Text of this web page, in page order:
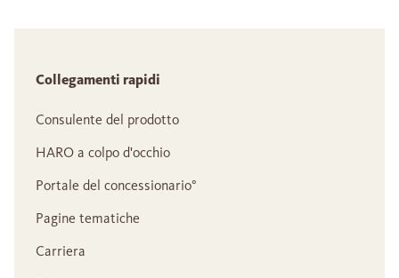
Collegamenti rapidi
Consulente del prodotto
HARO a colpo d'occhio
Portale del concessionario°
Pagine tematiche
Carriera